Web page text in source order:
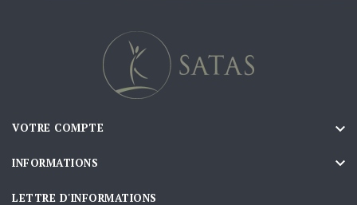
VOTRE COMPTE 
INFORMATIONS 
LETTRE D'INFORMATIONS